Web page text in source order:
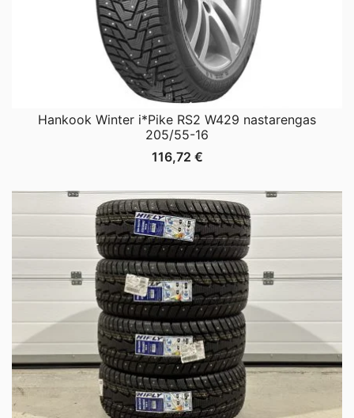
Hankook Winter i*Pike RS2 W429 nastarengas
205/55-16
116,72 €